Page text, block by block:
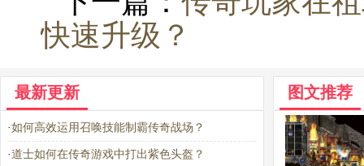
快速升级？
最新更新
·如何高效运用召唤技能制霸传奇战场？
·道士如何在传奇游戏中打出紫色头盔？
图文推荐